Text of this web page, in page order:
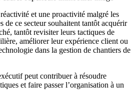
et une proactivité malgré les
de ce secteur souhaitent tantôt acquérir
tantôt revisiter leurs tactiques de
améliorer leur expérience client ou
dans la gestion de chantiers de
peut contribuer à résoudre
et faire passer l’organisation à un